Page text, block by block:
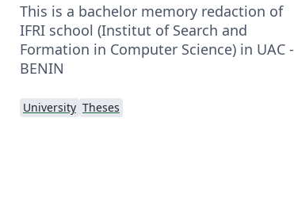
This is a bachelor memory redaction of
IFRI school (Institut of Search and
Formation in Computer Science) in UAC -
BENIN
University Theses